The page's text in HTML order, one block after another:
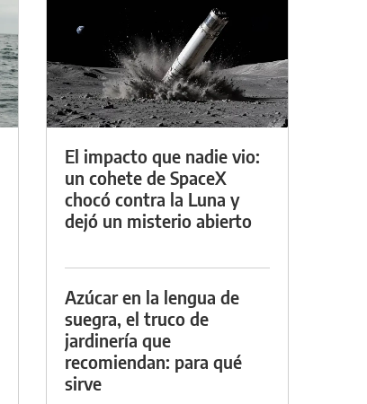
El impacto que nadie vio:
un cohete de SpaceX
chocó contra la Luna y
dejó un misterio abierto
Azúcar en la lengua de
suegra, el truco de
jardinería que
recomiendan: para qué
sirve